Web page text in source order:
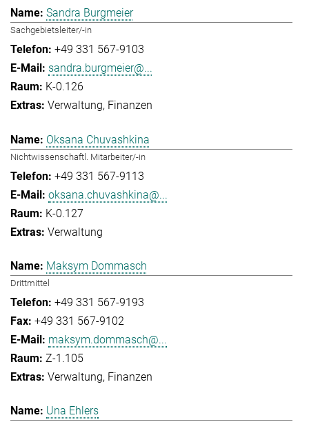
Sandra Burgmeier
Sachgebietsleiter/-in
+49 331 567-9103
sandra.burgmeier@...
K-0.126
Verwaltung Finanzen
Oksana Chuvashkina
Nichtwissenschaftl. Mitarbeiter/-in
+49 331 567-9113
oksana.chuvashkina@...
K-0.127
Verwaltung
Maksym Dommasch
Drittmittel
+49 331 567-9193
+49 331 567-9102
maksym.dommasch@...
Z-1.105
Verwaltung Finanzen
Una Ehlers